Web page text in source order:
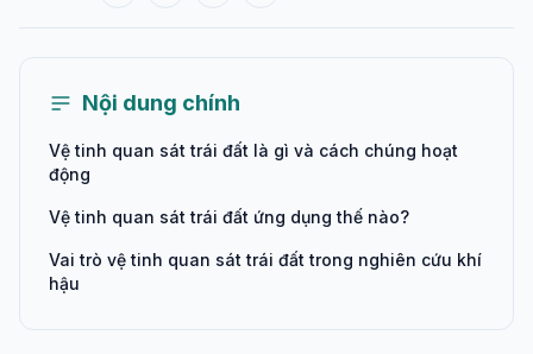
Nội dung chính
Vệ tinh quan sát trái đất là gì và cách chúng hoạt
động
Vệ tinh quan sát trái đất ứng dụng thế nào?
Vai trò vệ tinh quan sát trái đất trong nghiên cứu khí
hậu